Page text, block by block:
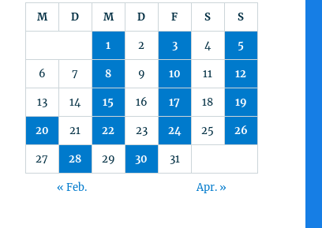
M D M D F S S
1 2 3 4 5
6 7 8 9 10 11 12
13 14 15 16 17 18 19
20 21 22 23 24 25 26
27 28 29 30 31
« Feb. Apr. »